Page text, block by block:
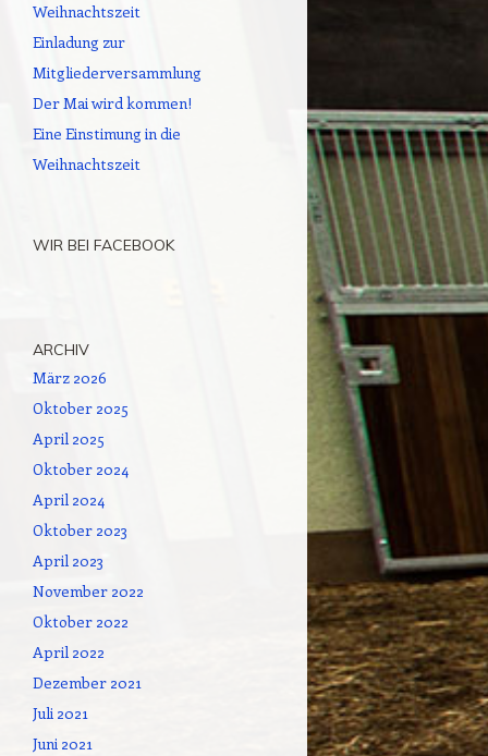
Weihnachtszeit
Einladung zur
Mitgliederversammlung
Der Mai wird kommen!
Eine Einstimung in die
Weihnachtszeit
WIR BEI FACEBOOK
ARCHIV
März 2026
Oktober 2025
April 2025
Oktober 2024
April 2024
Oktober 2023
April 2023
November 2022
Oktober 2022
April 2022
Dezember 2021
Juli 2021
Juni 2021